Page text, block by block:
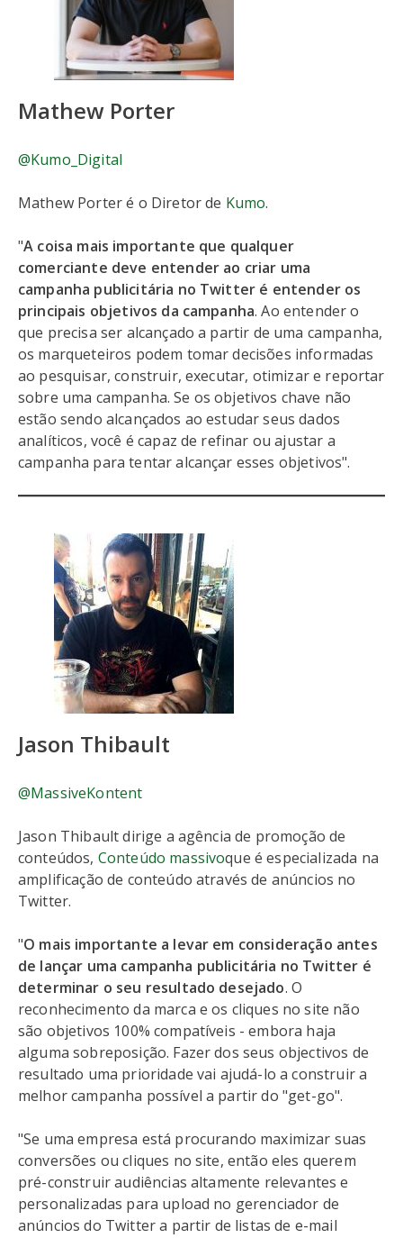
Mathew Porter
@Kumo_Digital
Mathew Porter é o Diretor de Kumo.
"A coisa mais importante que qualquer
comerciante deve entender ao criar uma
campanha publicitária no Twitter é entender os
principais objetivos da campanha. Ao entender o
que precisa ser alcançado a partir de uma campanha,
os marqueteiros podem tomar decisões informadas
ao pesquisar, construir, executar, otimizar e reportar
sobre uma campanha. Se os objetivos chave não
estão sendo alcançados ao estudar seus dados
analíticos, você é capaz de refinar ou ajustar a
campanha para tentar alcançar esses objetivos".
Jason Thibault
@MassiveKontent
Jason Thibault dirige a agência de promoção de
conteúdos, Conteúdo massivoque é especializada na
amplificação de conteúdo através de anúncios no
Twitter.
"O mais importante a levar em consideração antes
de lançar uma campanha publicitária no Twitter é
determinar o seu resultado desejado. O
reconhecimento da marca e os cliques no site não
são objetivos 100% compatíveis - embora haja
alguma sobreposição. Fazer dos seus objectivos de
resultado uma prioridade vai ajudá-lo a construir a
melhor campanha possível a partir do "get-go".
"Se uma empresa está procurando maximizar suas
conversões ou cliques no site, então eles querem
pré-construir audiências altamente relevantes e
personalizadas para upload no gerenciador de
anúncios do Twitter a partir de listas de e-mail